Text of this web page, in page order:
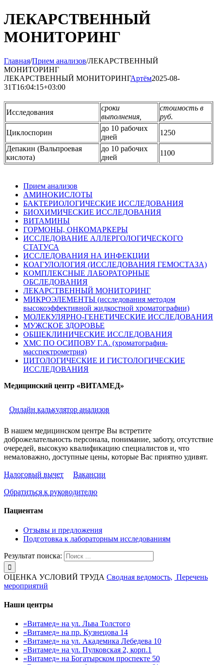
ЛЕКАРСТВЕННЫЙ
МОНИТОРИНГ
Главная/Прием анализов/ЛЕКАРСТВЕННЫЙ
МОНИТОРИНГ
ЛЕКАРСТВЕННЫЙ МОНИТОРИНГАртём2025-08-
31T16:04:15+03:00
Исследования
сроки
выполнения,
стоимость в
руб.
Циклоспорин
до 10 рабочих
дней
1250
Депакин (Вальпроевая
кислота)
до 10 рабочих
дней
1100
Прием анализов
АМИНОКИСЛОТЫ
БАКТЕРИОЛОГИЧЕСКИЕ ИССЛЕДОВАНИЯ
БИОХИМИЧЕСКИЕ ИССЛЕДОВАНИЯ
ВИТАМИНЫ
ГОРМОНЫ, ОНКОМАРКЕРЫ
ИССЛЕДОВАНИЕ АЛЛЕРГОЛОГИЧЕСКОГО
СТАТУСА
ИССЛЕДОВАНИЯ НА ИНФЕКЦИИ
КОАГУЛОЛОГИЯ (ИССЛЕДОВАНИЯ ГЕМОСТАЗА)
КОМПЛЕКСНЫЕ ЛАБОРАТОРНЫЕ
ОБСЛЕДОВАНИЯ
ЛЕКАРСТВЕННЫЙ МОНИТОРИНГ
МИКРОЭЛЕМЕНТЫ (исследования методом
высокоэффективной жидкостной хроматографии)
МОЛЕКУЛЯРНО-ГЕНЕТИЧЕСКИЕ ИССЛЕДОВАНИЯ
МУЖСКОЕ ЗДОРОВЬЕ
ОБЩЕКЛИНИЧЕСКИЕ ИССЛЕДОВАНИЯ
ХМС ПО ОСИПОВУ Г.А. (хроматография-
масспектрометрия)
ЦИТОЛОГИЧЕСКИЕ И ГИСТОЛОГИЧЕСКИЕ
ИССЛЕДОВАНИЯ
Медицинский центр «ВИТАМЕД»
Онлайн калькулятор анализов
В нашем медицинском центре Вы встретите
доброжелательность персонала, понимание, заботу, отсутствие
очередей, высокую квалификацию специалистов и, что
немаловажно, доступные цены, которые Вас приятно удивят.
Налоговый вычет Вакансии
Обратиться к руководителю
Пациентам
Отзывы и предложения
Подготовка к лабораторным исследованиям
Результат поиска:
ОЦЕНКА УСЛОВИЙ ТРУДА Сводная ведомость, Перечень
мероприятий
Наши центры
«Витамед» на ул. Льва Толстого
«Витамед» на пр. Кузнецова 14
«Витамед» на ул. Академика Лебедева 10
«Витамед» на ул. Пулковская 2, корп.1
«Витамед» на Богатырском проспекте 50